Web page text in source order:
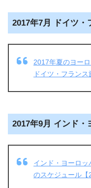
2017年7月 ドイツ・
2017年夏のヨー
ドイツ・フランス
2017年9月 インド・
インド・ヨーロ
のスケジュール【